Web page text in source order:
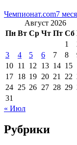
Чемпионат.com7
Август 2026
Пн Вт Ср Чт Пт Сб
1
3
4 5 6 7 8
10 11 12 13 14 15
17 18 19 20 21 22
24 25 26 27 28 29
31
« Июл
Рубрики